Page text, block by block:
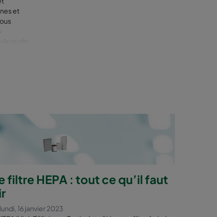
et
ou de
une
filtre HEPA : tout ce qu’il faut
16 janvier 2023